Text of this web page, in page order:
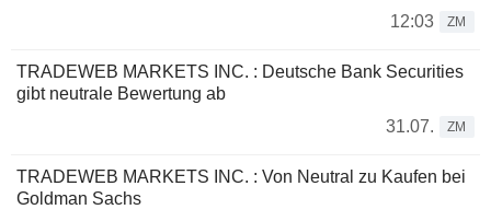
12:03
ZM
TRADEWEB MARKETS INC. : Deutsche Bank Securities
gibt neutrale Bewertung ab
31.07.
ZM
TRADEWEB MARKETS INC. : Von Neutral zu Kaufen bei
Goldman Sachs